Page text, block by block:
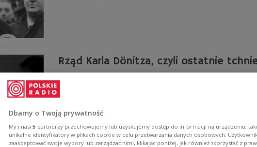
Rząd Karla Dönitza, czyli ostatnie
- To jest ta dziwaczność końca wojny. Wojna już była
wydarzeń historycznych istnieje ta anegdotyczna
Eugeniusz Cezary Król w audycji z cyklu "Postacie XX
Zobacz więcej na temat:
Dbamy o Twoją prywatność
My i nasi 5 partnerzy przechowujemy lub uzyskujemy dostęp do informacji na urządzeniu,
unikalne identyfikatory w plikach cookie w celu przetwarzania danych osobowych.
zaakceptować swoje wybory lub zarządzać nimi, klikając poniżej, jak również skorzystać z